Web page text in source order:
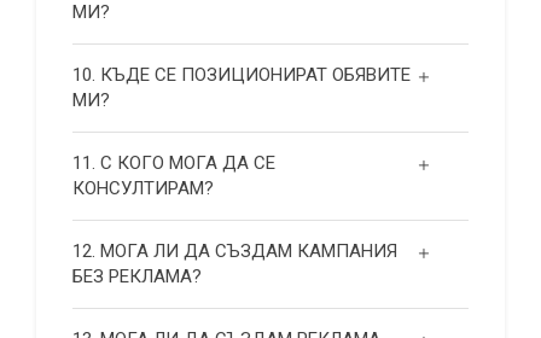
МИ?
10. КЪДЕ СЕ ПОЗИЦИОНИРАТ ОБЯВИТЕ
МИ?
11. С КОГО МОГА ДА СЕ
КОНСУЛТИРАМ?
12. МОГА ЛИ ДА СЪЗДАМ КАМПАНИЯ
БЕЗ РЕКЛАМА?